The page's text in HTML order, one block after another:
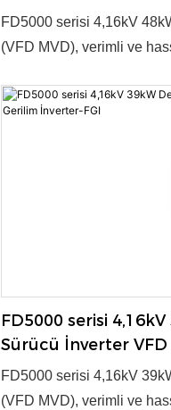
İnvertörü-FGI
FD5000 serisi 4,16kV
(VFD MVD), verimli ve
teknoloji ve güvenilir
Evet ● Tedarik Kapasitesi:
FD5000 serisi
Sürücü İnverter
FGI
FD5000 serisi 4,16kV
(VFD MVD), verimli ve